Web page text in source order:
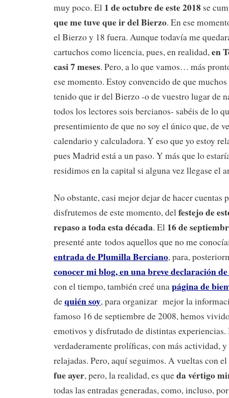
muy poco. El 1 de octubre de este 2018 se
que me tuve que ir del Bierzo. En ese
el Bierzo y 18 fuera. Aunque todavía me
cartuchos como licencia, pues, en realidad,en
casi 7 meses. Pero, a lo que vamos… más
ese momento. Estoy convencido de que
tenido que ir del Bierzo -o de vuestro lugar de
todos los lectores sois bercianos- sabéis de lo
presentimiento de que no soy el único que, de
calendario y calculadora. Y eso que yo estoy
pues Madrid está a un paso. Y más que lo
residimos en la capital si alguna vez llegase el
No obstante, casi mejor dejar de hacer cuentas
disfrutemos de este momento, delfestejo de
repaso a toda esta década. El 16 de
presenté ante todos aquellos que no me
entrada de Plumilla Berciano, para,
conocer mi blog, en una breve declaración
con el tiempo, también creé unapágina de
dequién soy, para organizar mejor la
famoso 16 de septiembre de 2008, hemos
emotivos y disfrutado de distintas experiencias.
verdaderamente prolíficas, con más actividad,
relajadas. Pero, aquí seguimos. A vueltas con
fue ayer, pero, la realidad, es queda vértigo
todas las entradas generadas, como, incluso,